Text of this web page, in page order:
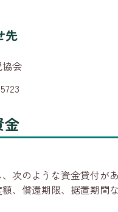
先
会
金
次のような資金貸付が
、償還期限、据置期間